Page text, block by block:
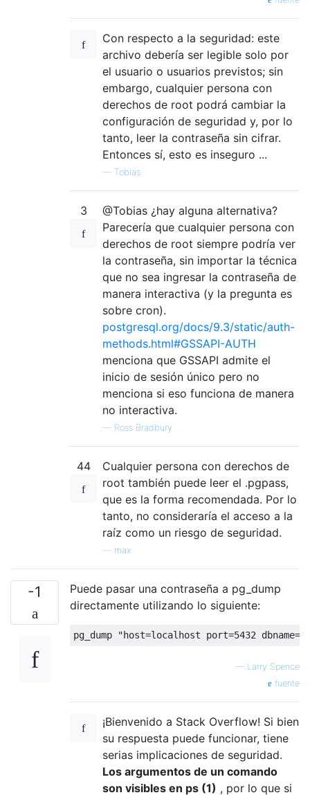
Con respecto a la seguridad: este
archivo debería ser legible solo por
el usuario o usuarios previstos; sin
embargo, cualquier persona con
derechos de root podrá cambiar la
configuración de seguridad y, por lo
tanto, leer la contraseña sin cifrar.
Entonces sí, esto es inseguro ...
— Tobias
3
@Tobias ¿hay alguna alternativa?
Parecería que cualquier persona con
derechos de root siempre podría ver
la contraseña, sin importar la técnica
que no sea ingresar la contraseña de
manera interactiva (y la pregunta es
sobre cron).
postgresql.org/docs/9.3/static/auth-
methods.html#GSSAPI-AUTH
menciona que GSSAPI admite el
inicio de sesión único pero no
menciona si eso funciona de manera
no interactiva.
— Ross Bradbury
44
Cualquier persona con derechos de
root también puede leer el .pgpass,
que es la forma recomendada. Por lo
tanto, no consideraría el acceso a la
raíz como un riesgo de seguridad.
max
-1
Puede pasar una contraseña a pg_dump
directamente utilizando lo siguiente:
pg_dump "host=localhost port=5432
— Larry Spence
fuente
¡Bienvenido a Stack Overflow! Si bien
su respuesta puede funcionar, tiene
serias implicaciones de seguridad.
Los argumentos de un comando
son visibles en ps (1) , por lo que si